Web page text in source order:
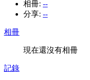
相冊: --
分享: --
相冊
現在還沒有相冊
記錄